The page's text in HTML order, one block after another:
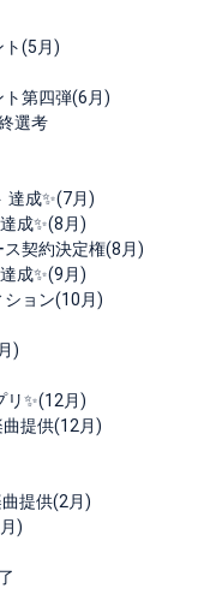
ト(5月)
ト第四弾(6月)
選考
達成✨(7月)
成✨(8月)
ス契約決定権(8月)
成✨(9月)
ション(10月)
)
✨(12月)
曲提供(12月)
曲提供(2月)
)